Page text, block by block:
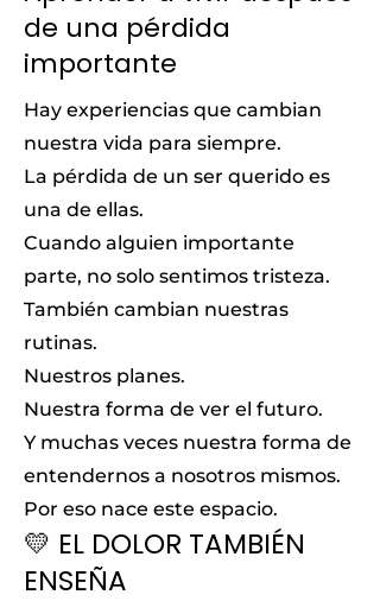
de una pérdida
importante
Hay experiencias que cambian
nuestra vida para siempre.
La pérdida de un ser querido es
una de ellas.
Cuando alguien importante
parte, no solo sentimos tristeza.
También cambian nuestras
rutinas.
Nuestros planes.
Nuestra forma de ver el futuro.
Y muchas veces nuestra forma de
entendernos a nosotros mismos.
Por eso nace este espacio.
💛 EL DOLOR TAMBIÉN
ENSEÑA